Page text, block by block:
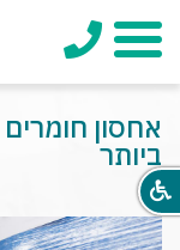
תפריט
אחסון
ביותר